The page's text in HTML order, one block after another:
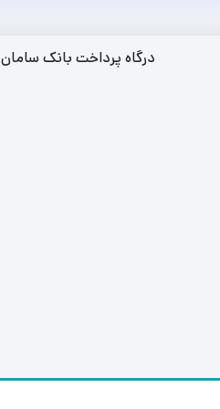
درگاه پرداخت بانک سامان